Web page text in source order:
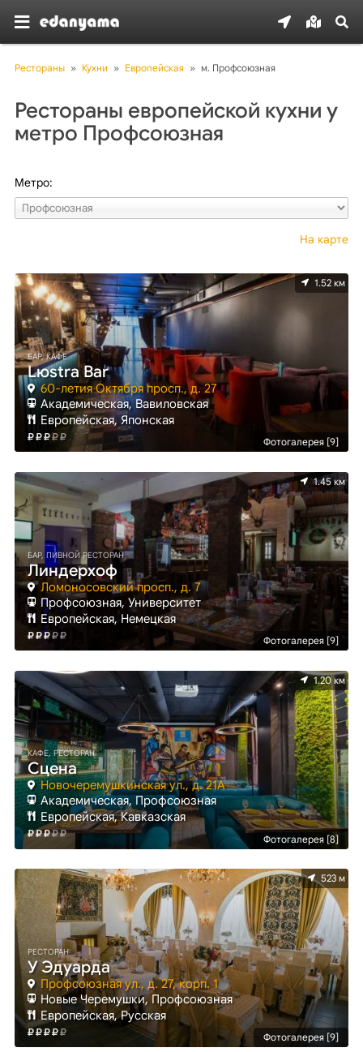
Рестораны » Кухни » Европейская » м. Профсоюзная
Рестораны европейской кухни у
метро Профсоюзная
Метро:
На карте
Фотогалерея [9]
1.52 км
БАР, КАФЕ
Lюstra Bar
60-летия Октября просп., д. 27
Академическая, Вавиловская
Европейская, Японская
Фотогалерея [9]
1.45 км
БАР, ПИВНОЙ РЕСТОРАН
Линдерхоф
Ломоносовский просп., д. 7
Профсоюзная, Университет
Европейская, Немецкая
Фотогалерея [8]
1.20 км
КАФЕ, РЕСТОРАН
Сцена
Новочеремушкинская ул., д. 21А
Академическая, Профсоюзная
Европейская, Кавказская
Фотогалерея [9]
523 м
РЕСТОРАН
У Эдуарда
Профсоюзная ул., д. 27, корп. 1
Новые Черемушки, Профсоюзная
Европейская, Русская